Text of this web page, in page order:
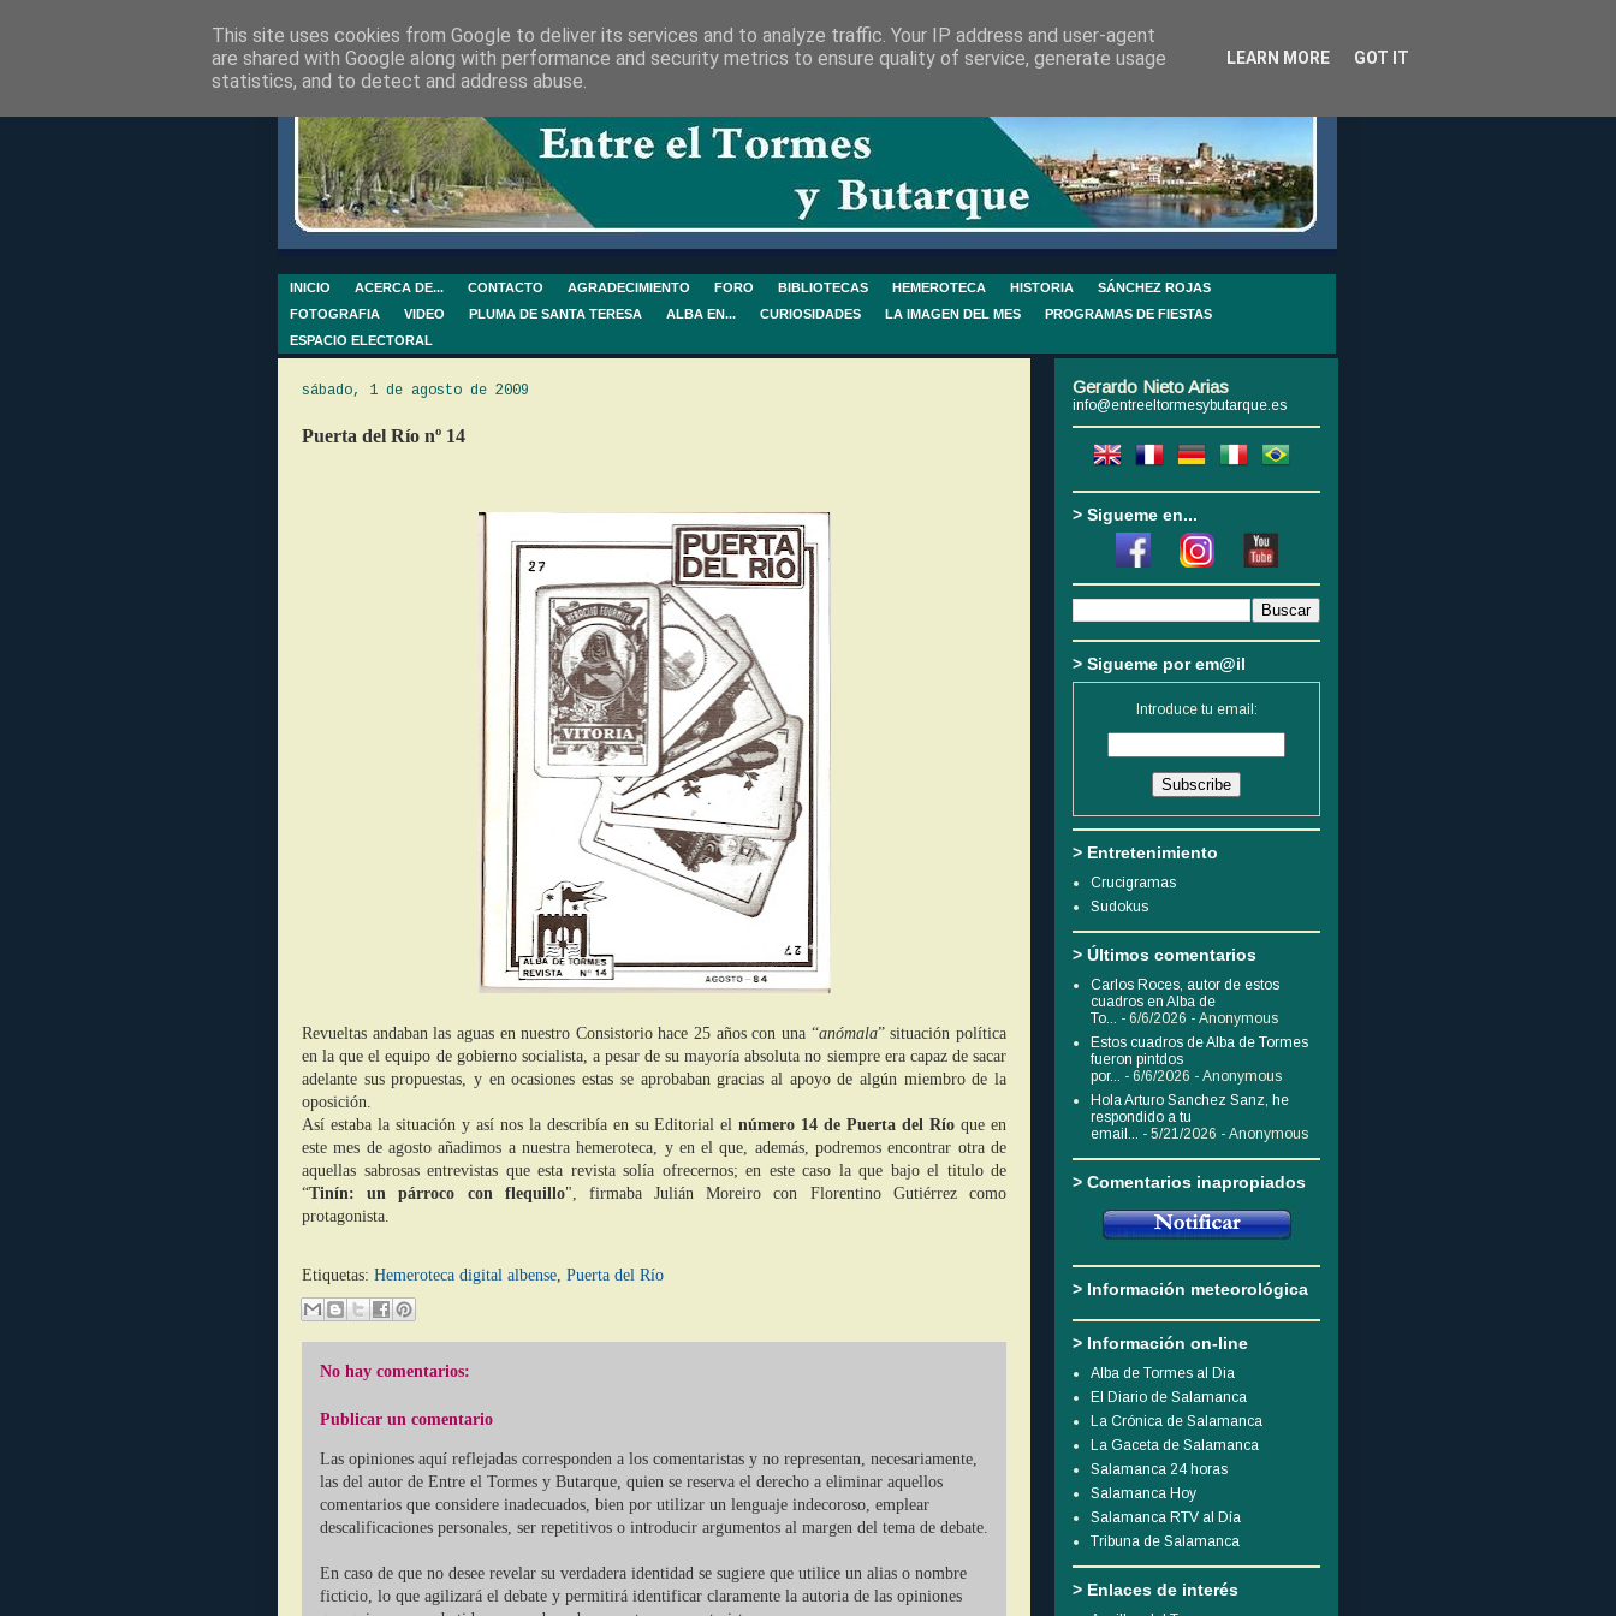
INICIO ACERCA DE... CONTACTO AGRADECIMIENTO FORO BIBLIOTECAS HEMEROTECA HISTORIA
SÁNCHEZ ROJAS
FOTOGRAFIA
VIDEO PLUMA DE SANTA TERESA ALBA EN... CURIOSIDADES LA IMAGEN DEL MES
PROGRAMAS DE FIESTAS
ESPACIO ELECTORAL
sábado, 1 de agosto de 2009
Puerta del Río nº 14
Revueltas andaban las aguas en nuestro Consistorio hace 25 años con una “anómala” situación política
en la que el equipo de gobierno socialista, a pesar de su mayoría absoluta no siempre era capaz de sacar
adelante sus propuestas, y en ocasiones estas se aprobaban gracias al apoyo de algún miembro de la
oposición.
Así estaba la situación y así nos la describía en su Editorial elnúmero 14 de Puerta del Río que en
este mes de agosto añadimos a nuestra hemeroteca, y en el que, además, podremos encontrar otra de
aquellas sabrosas entrevistas que esta revista solía ofrecernos; en este caso la que bajo el titulo de
“Tinín: un párroco con flequillo", firmaba Julián Moreiro con Florentino Gutiérrez como
protagonista.
Etiquetas: Hemeroteca digital albense, Puerta del Río
No hay comentarios:
Publicar un comentario
Las opiniones aquí reflejadas corresponden a los comentaristas y no representan, necesariamente,
las del autor de Entre el Tormes y Butarque, quien se reserva el derecho a eliminar aquellos
comentarios que considere inadecuados, bien por utilizar un lenguaje indecoroso, emplear
descalificaciones personales, ser repetitivos o introducir argumentos al margen del tema de debate.
En caso de que no desee revelar su verdadera identidad se sugiere que utilice un alias o nombre
ficticio, lo que agilizará el debate y permitirá identificar claramente la autoria de las opiniones
Gerardo Nieto Arias
info@entreeltormesybutarque.es
> Sigueme en...
> Sigueme por em@il
Introduce tu email:
> Entretenimiento
Crucigramas
Sudokus
> Últimos comentarios
Carlos Roces, autor de estos
cuadros en Alba de
To... - 6/6/2026 - Anonymous
Estos cuadros de Alba de Tormes
fueron pintdos
por... - 6/6/2026 - Anonymous
Hola Arturo Sanchez Sanz, he
respondido a tu
email... - 5/21/2026 - Anonymous
> Comentarios inapropiados
> Información meteorológica
> Información on-line
Alba de Tormes al Dia
El Diario de Salamanca
La Crónica de Salamanca
La Gaceta de Salamanca
Salamanca 24 horas
Salamanca Hoy
Salamanca RTV al Día
Tribuna de Salamanca
> Enlaces de interés
This site uses cookies from Google to deliver its services and to analyze traffic. Your IP address and user-agent
are shared with Google along with performance and security metrics to ensure quality of service, generate usage
statistics, and to detect and address abuse.
LEARN MORE GOT IT